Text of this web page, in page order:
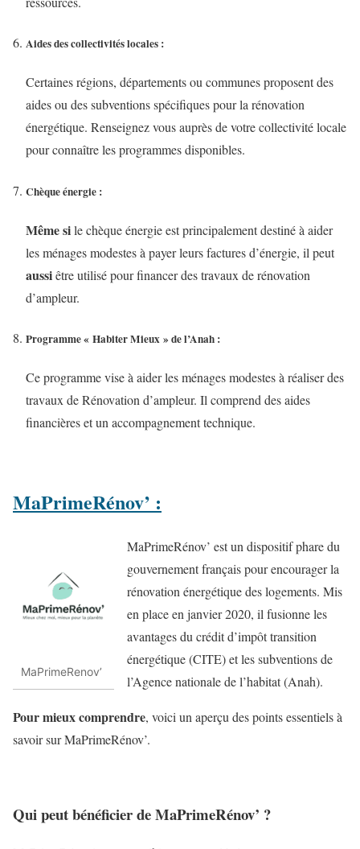
Aides des collectivités locales :
Certaines régions, départements ou communes proposent des
aides ou des subventions spécifiques pour la rénovation
énergétique. Renseignez vous auprès de votre collectivité locale
pour connaître les programmes disponibles.
Chèque énergie :
Même sile chèque énergie est principalement destiné à aider
les ménages modestes à payer leurs factures d’énergie, il peut
aussiêtre utilisé pour financer des travaux de rénovation
d’ampleur.
Programme « Habiter Mieux » de l’Anah :
Ce programme vise à aider les ménages modestes à réaliser des
travaux de Rénovation d’ampleur. Il comprend des aides
financières et un accompagnement technique.
MaPrimeRénov’ :
MaPrimeRenov’
MaPrimeRénov’ est un dispositif phare du
gouvernement français pour encourager la
rénovation énergétique des logements. Mis
en place en janvier 2020, il fusionne les
avantages du crédit d’impôt transition
énergétique (CITE) et les subventions de
l’Agence nationale de l’habitat (Anah).
Pour mieux comprendre, voici un aperçu des points essentiels à
savoir sur MaPrimeRénov’.
Qui peut bénéficier de MaPrimeRénov’ ?